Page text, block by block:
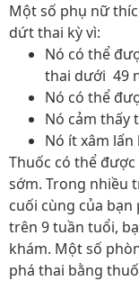
Một số phụ nữ
dứt thai kỳ vì:
Nó có thể
thai dưới 49
Nó có thể
Nó cảm thấy
Nó ít xâm
Thuốc có thể
sớm. Trong nhiều
cuối cùng của bạn
trên 9 tuần tuổi,
khám. Một số
phá thai bằng